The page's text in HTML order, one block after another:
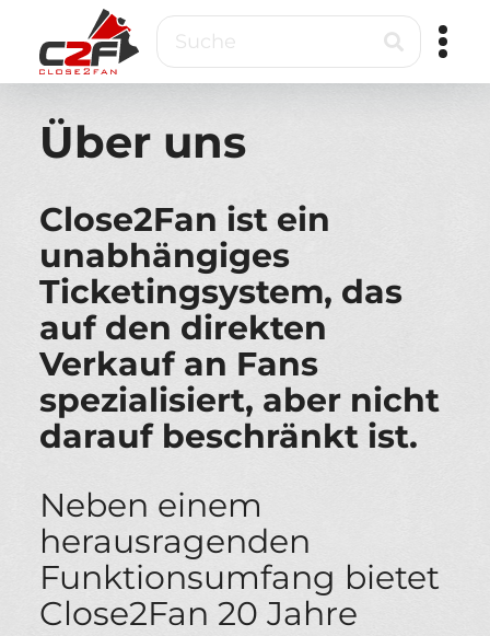
Inhalt
to
fan
ticketing
Suche
Über uns
Close2Fan ist ein
unabhängiges
Ticketingsystem, das
auf den direkten
Verkauf an Fans
spezialisiert, aber nicht
darauf beschränkt ist.
Neben einem
herausragenden
Funktionsumfang bietet
Close2Fan 20 Jahre